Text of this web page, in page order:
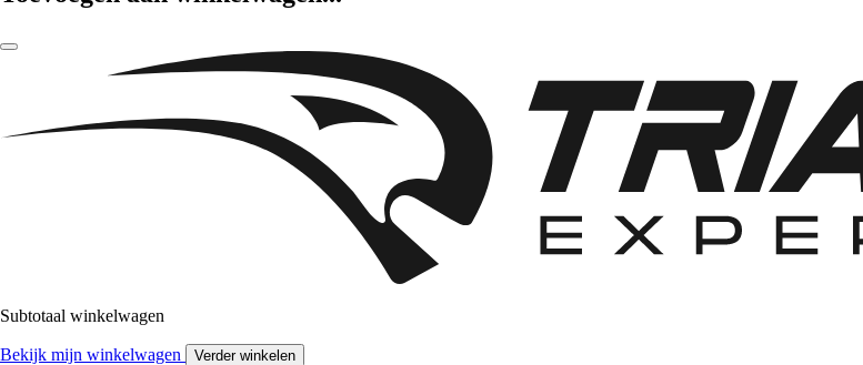
Subtotaal winkelwagen
Bekijk mijn winkelwagen Verder winkelen